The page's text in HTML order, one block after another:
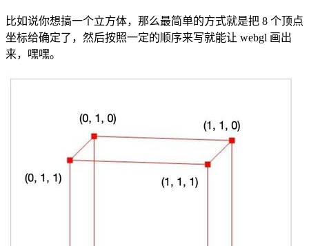
比如说你想搞一个立方体，那么最简单的方式就是把 8 个顶点
坐标给确定了，然后按照一定的顺序来写就能让 webgl 画出
来，嘿嘿。